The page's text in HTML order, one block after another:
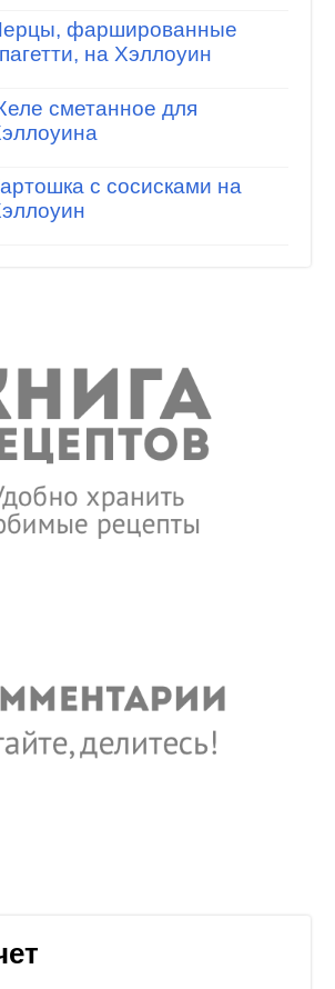
фаршированные
на Хэллоуин
сметанное для
с сосисками на